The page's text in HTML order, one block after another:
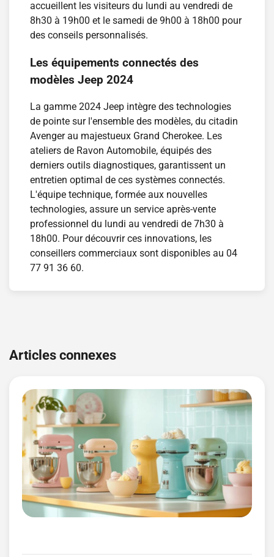
accueillent les visiteurs du lundi au vendredi de
8h30 à 19h00 et le samedi de 9h00 à 18h00 pour
des conseils personnalisés.
Les équipements connectés des
modèles Jeep 2024
La gamme 2024 Jeep intègre des technologies
de pointe sur l'ensemble des modèles, du citadin
Avenger au majestueux Grand Cherokee. Les
ateliers de Ravon Automobile, équipés des
derniers outils diagnostiques, garantissent un
entretien optimal de ces systèmes connectés.
L'équipe technique, formée aux nouvelles
technologies, assure un service après-vente
professionnel du lundi au vendredi de 7h30 à
18h00. Pour découvrir ces innovations, les
conseillers commerciaux sont disponibles au 04
77 91 36 60.
de
Articles connexes